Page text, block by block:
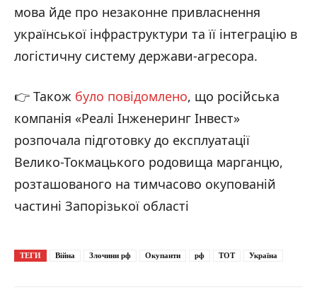
мова йде про незаконне привласнення
української інфраструктури та її інтеграцію в
логістичну систему держави-агресора.
👉 Також було повідомлено, що російська
компанія «Реалі Інженеринг Інвест»
розпочала підготовку до експлуатації
Велико-Токмацького родовища марганцю,
розташованого на тимчасово окупованій
частині Запорізької області
ТЕГИ Війна Злочини рф Окупанти рф ТОТ Україна